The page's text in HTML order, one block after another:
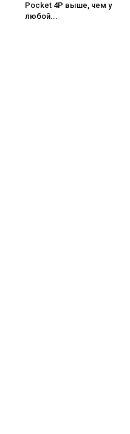
Pocket 4P выше, чем у
любой...